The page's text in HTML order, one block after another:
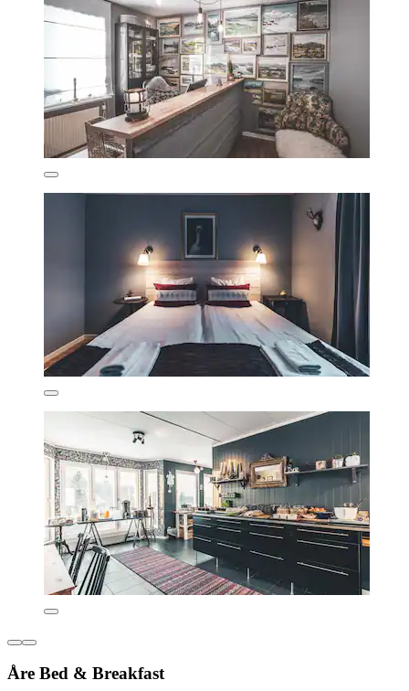
Åre Bed & Breakfast